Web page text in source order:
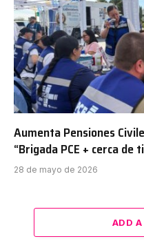
Aumenta Pensiones
“Brigada PCE + cerca de
28 de mayo de 2026
ADD